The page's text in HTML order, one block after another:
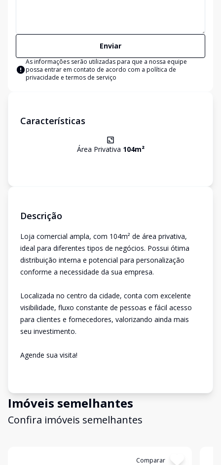
Enviar
As informações serão utilizadas para que a nossa equipe
possa entrar em contato de acordo com a política de
privacidade e termos de serviço
Características
Área Privativa 104m²
Descrição
Loja comercial ampla, com 104m² de área privativa,
ideal para diferentes tipos de negócios. Possui ótima
distribuição interna e potencial para personalização
conforme a necessidade da sua empresa.
Localizada no centro da cidade, conta com excelente
visibilidade, fluxo constante de pessoas e fácil acesso
para clientes e fornecedores, valorizando ainda mais
seu investimento.
Agende sua visita!
Imóveis semelhantes
Confira imóveis semelhantes
Comparar